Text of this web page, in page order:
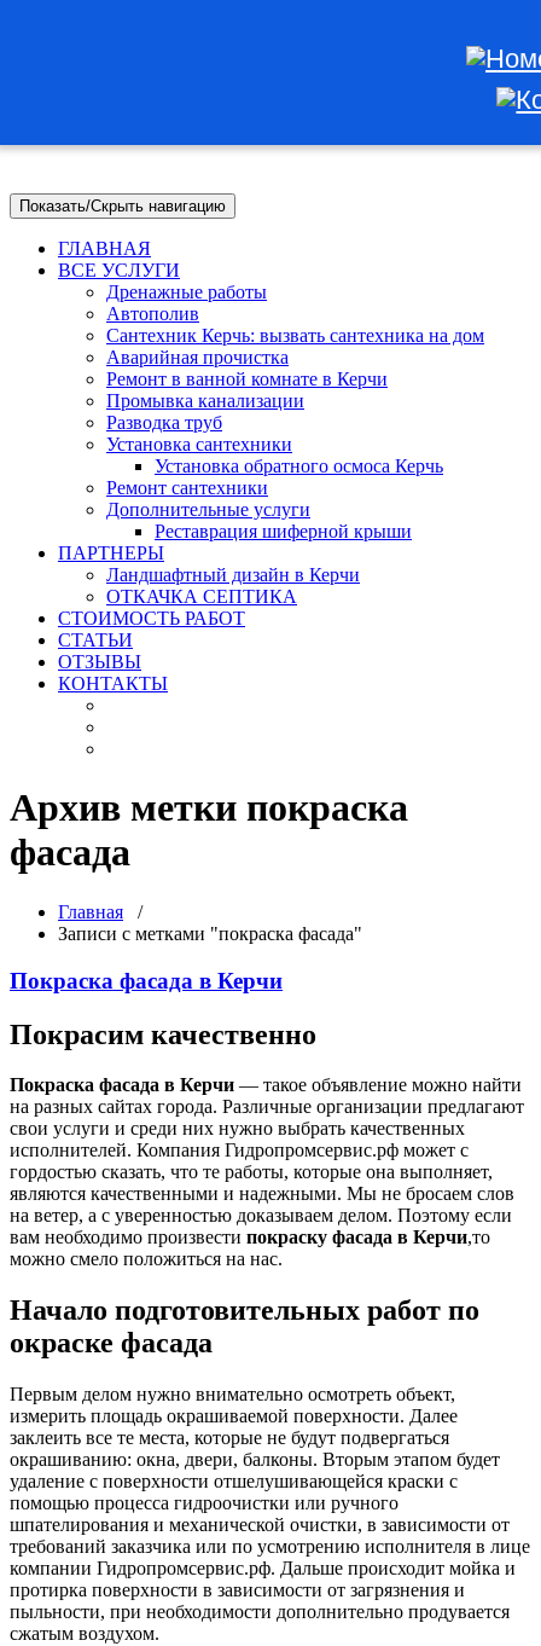
Показать/Скрыть навигацию
ГЛАВНАЯ
ВСЕ УСЛУГИ
Дренажные работы
Автополив
Сантехник Керчь: вызвать сантехника на дом
Аварийная прочистка
Ремонт в ванной комнате в Керчи
Промывка канализации
Разводка труб
Установка сантехники
Установка обратного осмоса Керчь
Ремонт сантехники
Дополнительные услуги
Реставрация шиферной крыши
ПАРТНЕРЫ
Ландшафтный дизайн в Керчи
ОТКАЧКА СЕПТИКА
СТОИМОСТЬ РАБОТ
СТАТЬИ
ОТЗЫВЫ
КОНТАКТЫ
Архив метки покраска
фасада
Главная /
Записи с метками "покраска фасада"
Покраска фасада в Керчи
Покрасим качественно
Покраска фасада в Керчи — такое объявление можно найти
на разных сайтах города. Различные организации предлагают
свои услуги и среди них нужно выбрать качественных
исполнителей. Компания Гидропромсервис.рф может с
гордостью сказать, что те работы, которые она выполняет,
являются качественными и надежными. Мы не бросаем слов
на ветер, а с уверенностью доказываем делом. Поэтому если
вам необходимо произвести покраску фасада в Керчи,то
можно смело положиться на нас.
Начало подготовительных работ по
окраске фасада
Первым делом нужно внимательно осмотреть объект,
измерить площадь окрашиваемой поверхности. Далее
заклеить все те места, которые не будут подвергаться
окрашиванию: окна, двери, балконы. Вторым этапом будет
удаление с поверхности отшелушивающейся краски с
помощью процесса гидроочистки или ручного
шпателирования и механической очистки, в зависимости от
требований заказчика или по усмотрению исполнителя в лице
компании Гидропромсервис.рф. Дальше происходит мойка и
протирка поверхности в зависимости от загрязнения и
пыльности, при необходимости дополнительно продувается
сжатым воздухом.